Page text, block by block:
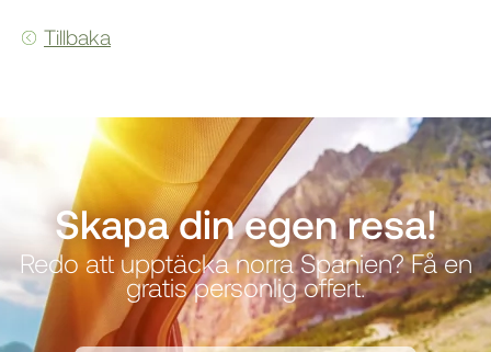
Tillbaka
Skapa din egen resa!
Redo att upptäcka norra Spanien? Få en
gratis personlig offert.